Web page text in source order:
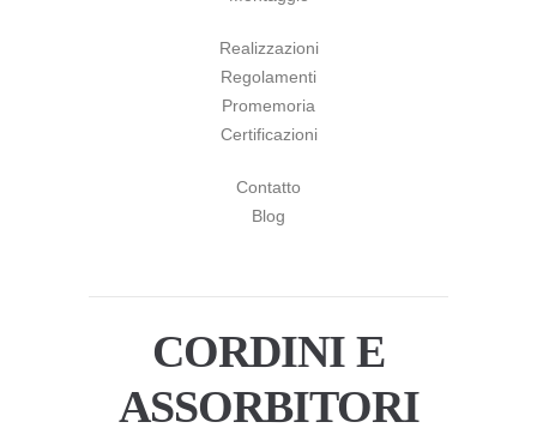
Realizzazioni
Regolamenti
Promemoria
Certificazioni
Contatto
Blog
CORDINI E
ASSORBITORI